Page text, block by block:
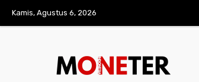
Kamis, Agustus 6, 2026